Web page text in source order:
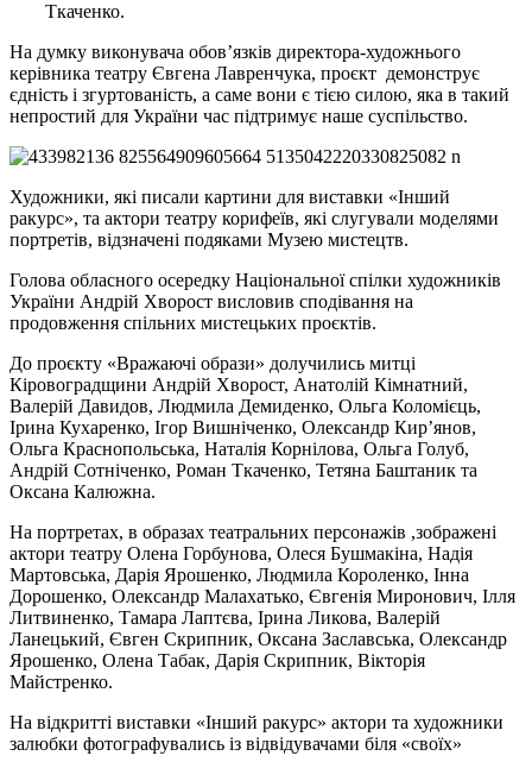
Ткаченко.
На думку виконувача обов’язків директора-художнього
керівника театру Євгена Лавренчука, проєкт демонструє
єдність і згуртованість, а саме вони є тією силою, яка в такий
непростий для України час підтримує наше суспільство.
Художники, які писали картини для виставки «Інший
ракурс», та актори театру корифеїв, які слугували моделями
портретів, відзначені подяками Музею мистецтв.
Голова обласного осередку Національної спілки художників
України Андрій Хворост висловив сподівання на
продовження спільних мистецьких проєктів.
До проєкту «Вражаючі образи» долучились митці
Кіровоградщини Андрій Хворост, Анатолій Кімнатний,
Валерій Давидов, Людмила Демиденко, Ольга Коломієць,
Ірина Кухаренко, Ігор Вишніченко, Олександр Кир’янов,
Ольга Краснопольська, Наталія Корнілова, Ольга Голуб,
Андрій Сотніченко, Роман Ткаченко, Тетяна Баштаник та
Оксана Калюжна.
На портретах, в образах театральних персонажів ,зображені
актори театру Олена Горбунова, Олеся Бушмакіна, Надія
Мартовська, Дарія Ярошенко, Людмила Короленко, Інна
Дорошенко, Олександр Малахатько, Євгенія Миронович, Ілля
Литвиненко, Тамара Лаптєва, Ірина Ликова, Валерій
Ланецький, Євген Скрипник, Оксана Заславська, Олександр
Ярошенко, Олена Табак, Дарія Скрипник, Вікторія
Майстренко.
На відкритті виставки «Інший ракурс» актори та художники
залюбки фотографувались із відвідувачами біля «своїх»